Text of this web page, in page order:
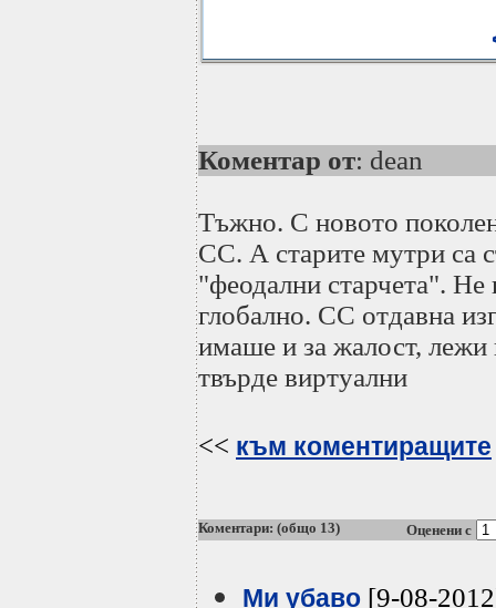
Коментар от: dean
Тъжно. С новото
СС. А старите мутри са
"феодални старчета". Не
глобално. СС отдавна
имаше и за жалост, лежи
твърде виртуални
<< към коментиращите
Коментари: (общо 13) Оценени с
Ми убаво [9-08-